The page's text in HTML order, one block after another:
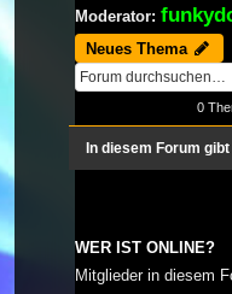
Moderator:
Neues Thema
0
In diesem Forum
WER IST ONLINE?
Mitglieder in diesem